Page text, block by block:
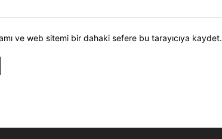
ve web sitemi bir dahaki sefere bu tarayıcıya kaydet.